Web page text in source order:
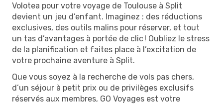
Volotea pour votre voyage de Toulouse à Split
devient un jeu d’enfant. Imaginez : des réductions
exclusives, des outils malins pour réserver, et tout
un tas d’avantages à portée de clic ! Oubliez le stress
de la planification et faites place à l’excitation de
votre prochaine aventure à Split.
Que vous soyez à la recherche de vols pas chers,
d’un séjour à petit prix ou de privilèges exclusifs
réservés aux membres, GO Voyages est votre